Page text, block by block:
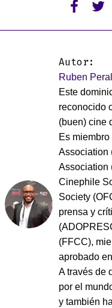
 
Autor:
Ruben
Este
reconocido
(buen) cine
Es
Association
Association
Cinephile
Society
prensa y
(FFCC),
aprobado
A través de
por el
y también